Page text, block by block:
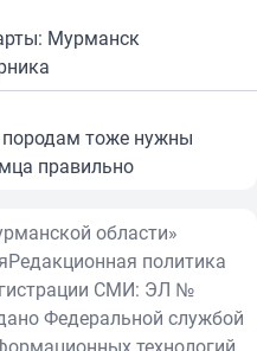
Мурманск
тоже нужны
правильно
области»
Редакционная политика
СМИ: ЭЛ №
Федеральной службой